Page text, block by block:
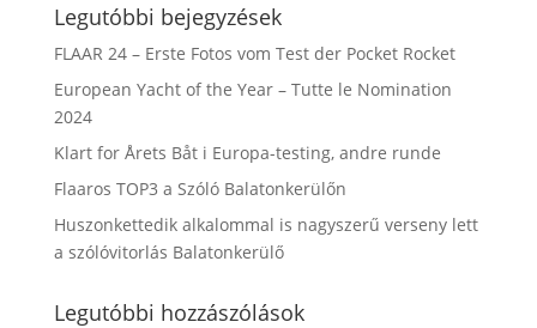
Legutóbbi bejegyzések
FLAAR 24 – Erste Fotos vom Test der Pocket Rocket
European Yacht of the Year – Tutte le Nomination
2024
Klart for Årets Båt i Europa-testing, andre runde
Flaaros TOP3 a Szóló Balatonkerülőn
Huszonkettedik alkalommal is nagyszerű verseny lett
a szólóvitorlás Balatonkerülő
Legutóbbi hozzászólások